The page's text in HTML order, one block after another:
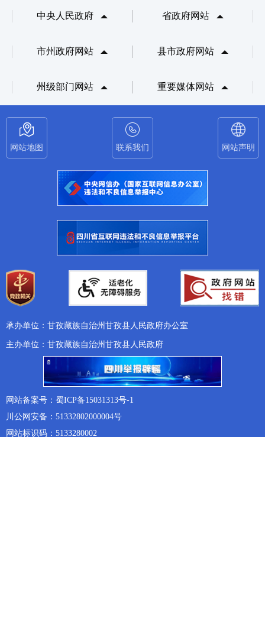
中央人民政府 省政府网站
市州政府网站 县市政府网站
州级部门网站 重要媒体网站
网站地图 联系我们 网站声明
承办单位：甘孜藏族自治州甘孜县人民政府办公室
主办单位：甘孜藏族自治州甘孜县人民政府
网站备案号：蜀ICP备15031313号-1
川公网安备：51332802000004号
网站标识码：5133280002